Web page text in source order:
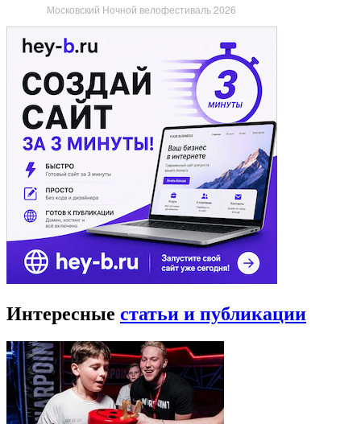
Московский Ночной велофестиваль 2026
Интересные статьи и публикации